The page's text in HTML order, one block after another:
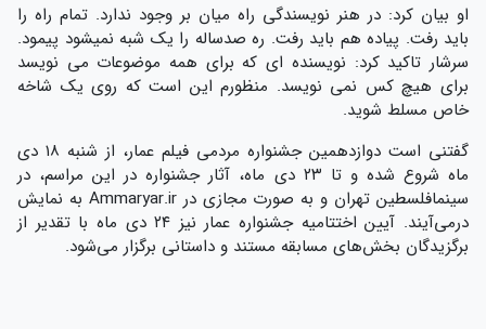
او بیان کرد: در هنر نویسندگی راه میان بر وجود ندارد. تمام راه را
باید رفت. پیاده هم باید رفت. ره صدساله را یک شبه نمیشود پیمود.
سرشار تاکید کرد: نویسنده ای که برای همه موضوعات می نویسد
برای هیچ کس نمی نویسد. منظورم این است که روی یک شاخه
خاص مسلط شوید.
گفتنی است دوازدهمین جشنواره مردمی فیلم عمار، از شنبه ۱۸ دی
ماه شروع شده و تا ۲۳ دی ماه، آثار جشنواره در این مراسم، در
سینمافلسطین تهران و به صورت مجازی در Ammaryar.ir به نمایش
درمی‌آیند. آیین اختتامیه جشنواره عمار نیز ۲۴ دی ماه با تقدیر از
برگزیدگان بخش‌های مسابقه مستند و داستانی برگزار می‌شود.